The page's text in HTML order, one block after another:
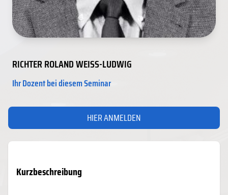
RICHTER ROLAND WEISS-LUDWIG
Ihr Dozent bei diesem Seminar
HIER ANMELDEN
Kurzbeschreibung